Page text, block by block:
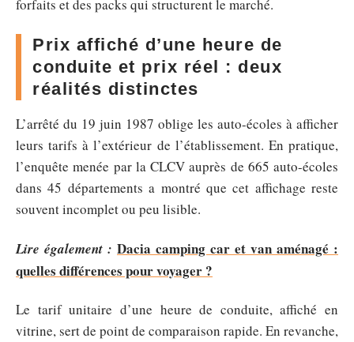
forfaits et des packs qui structurent le marché.
Prix affiché d’une heure de
conduite et prix réel : deux
réalités distinctes
L’arrêté du 19 juin 1987 oblige les auto-écoles à afficher
leurs tarifs à l’extérieur de l’établissement. En pratique,
l’enquête menée par la CLCV auprès de 665 auto-écoles
dans 45 départements a montré que cet affichage reste
souvent incomplet ou peu lisible.
Lire également : Dacia camping car et van aménagé :
quelles différences pour voyager ?
Le tarif unitaire d’une heure de conduite, affiché en
vitrine, sert de point de comparaison rapide. En revanche,